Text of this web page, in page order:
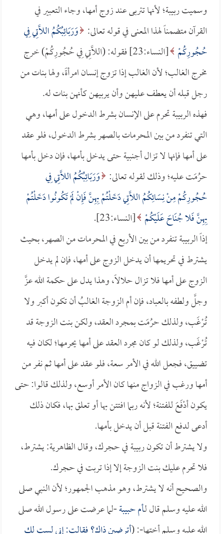
وسميت ربيبة؛ لأنها تتربى عند زوج أمها، وجاء التعبير في
القرآن متضمناً لهذا المعنى في قوله تعالى: وَرَبَائِبُكُمُ اللَّاتِي فِي
حُجُورِكُمْ
[النساء:23] فقوله: (اللَّاتِي فِي حُجُورِكُمْ) خرج
مخرج الغالب؛ لأن الغالب إذا تزوج إنسان امرأةً، ولها بنات من
رجل قبله أن يعطف عليهن وأن يربيهن كأنهن بنات له.
فهذه الربيبة تحرم على الإنسان بشرط الدخول على أمها، وهي
التي تنفرد من بين المحرمات بالصهر بشرط الدخول، فلو عقد
على أمها فإنها لا تزال أجنبية حتى يدخل بأمها، فإن دخل بأمها
حرُمَت عليه؛ وذلك لقوله تعالى: وَرَبَائِبُكُمُ اللَّاتِي فِي
حُجُورِكُمْ مِنْ نِسَائِكُمُ اللَّاتِي دَخَلْتُمْ بِهِنَّ فَإِنْ لَمْ تَكُونُوا دَخَلْتُمْ
بِهِنَّ فَلا جُنَاحَ عَلَيْكُمْ [النساء:23].
إذاً الربيبة تنفرد من بين الأربع في المحرمات من الصهر، بحيث
يشترط في تحريمها أن يدخل الزوج على أمها، فإن لم يدخل
الزوج على أمها فلا تزال حلالاً، وهذا يدل على حكمة الله عزَّ
وجلَّ ولطفه بالعباد، فإن أم الزوجة الغالبُ أن تكون أكبر ولا
تُرْغَب، ولذلك حرُمَت بمجرد العقد، ولكن بنت الزوجة قد
تُرْغَب، ولذلك لو كان مجرد العقد على أمها يحرمها؛ لكان فيه
تضييق، فجعل الله في الأمر سعة، فلو عقد على أمها ثم نفر من
أمها ورغب في الزواج منها كان الأمر أوسع، ولذلك قالوا: حتى
يكون أدْفَعَ للفتنة؛ لأنه ربما افتتن بها أو تعلق بها، فكان ذلك
أدعى لدفع الفتنة قبل أن يدخل بأمها.
ولا يشترط أن تكون ربيبة في حجرك، وقال الظاهرية: يشترط،
فلا تحرم عليك بنت الزوجة إلا إذا تربت في حجرك.
والصحيح أنه لا يشترط، وهو مذهب الجمهور؛ لأن النبي صلى
الله عليه وسلم قال لـأم حبيبة-لما عرضت على رسول الله صلى